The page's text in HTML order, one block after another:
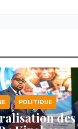
POLITIQUE
des